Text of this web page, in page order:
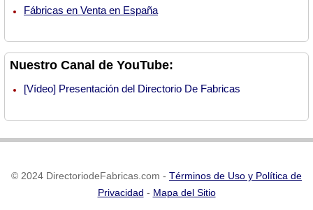
Fábricas en Venta en España
Nuestro Canal de YouTube:
[Vídeo] Presentación del Directorio De Fabricas
© 2024 DirectoriodeFabricas.com - Términos de Uso y Política de
Privacidad - Mapa del Sitio